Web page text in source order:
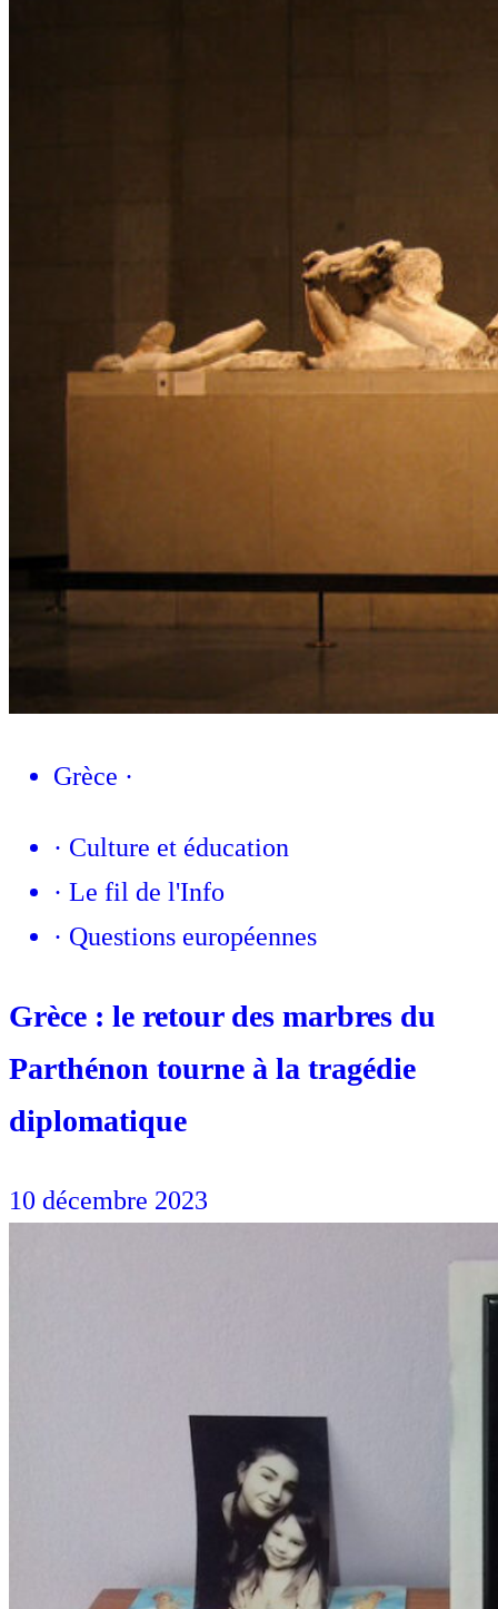
Grèce ·
· Culture et éducation
· Le fil de l'Info
· Questions européennes
Grèce : le retour des marbres du
Parthénon tourne à la tragédie
diplomatique
10 décembre 2023